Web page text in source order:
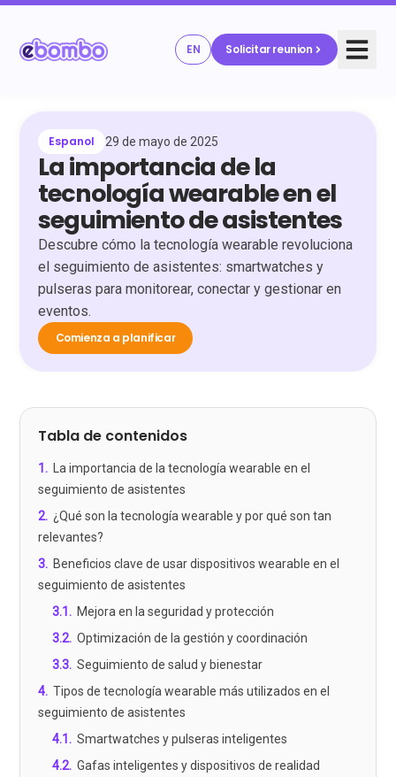
EN Solicitar reunion
Espanol 29 de mayo de 2025
La importancia de la
tecnología wearable en el
seguimiento de asistentes
Descubre cómo la tecnología wearable revoluciona
el seguimiento de asistentes: smartwatches y
pulseras para monitorear, conectar y gestionar en
eventos.
Comienza a planificar
Tabla de contenidos
1 . La importancia de la tecnología wearable en el
seguimiento de asistentes
2. ¿Qué son la tecnología wearable y por qué son tan
relevantes?
3. Beneficios clave de usar dispositivos wearable en el
seguimiento de asistentes
3.1 . Mejora en la seguridad y protección
3.2. Optimización de la gestión y coordinación
3.3. Seguimiento de salud y bienestar
4. Tipos de tecnología wearable más utilizados en el
seguimiento de asistentes
4.1 . Smartwatches y pulseras inteligentes
4.2. Gafas inteligentes y dispositivos de realidad